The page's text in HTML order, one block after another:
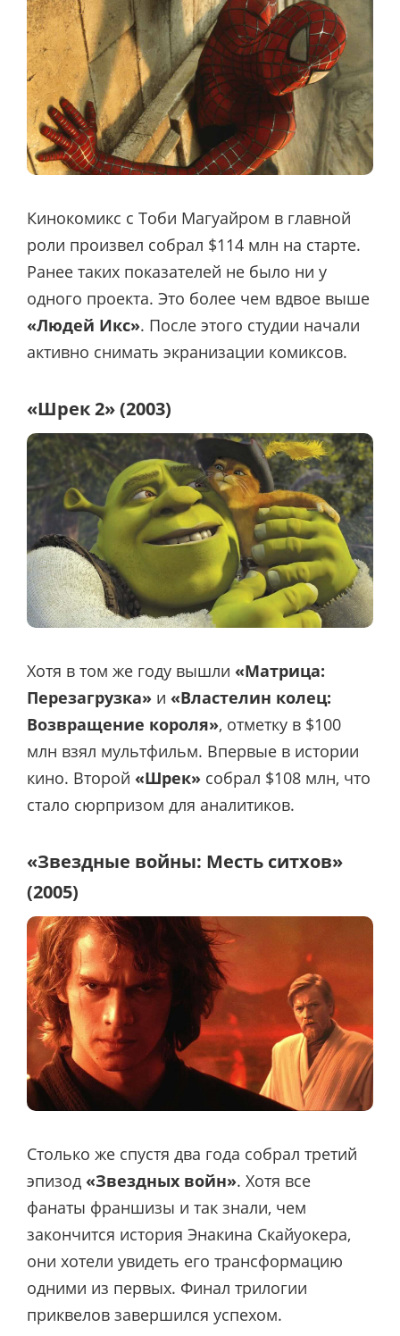
Кинокомикс с Тоби Магуайром в главной
роли произвел собрал $114 млн на старте.
Ранее таких показателей не было ни у
одного проекта. Это более чем вдвое выше
«Людей Икс». После этого студии начали
активно снимать экранизации комиксов.
«Шрек 2» (2003)
Хотя в том же году вышли «Матрица:
Перезагрузка» и «Властелин колец:
Возвращение короля», отметку в $100
млн взял мультфильм. Впервые в истории
кино. Второй «Шрек» собрал $108 млн, что
стало сюрпризом для аналитиков.
«Звездные войны: Месть ситхов»
(2005)
Столько же спустя два года собрал третий
эпизод «Звездных войн». Хотя все
фанаты франшизы и так знали, чем
закончится история Энакина Скайуокера,
они хотели увидеть его трансформацию
одними из первых. Финал трилогии
приквелов завершился успехом.